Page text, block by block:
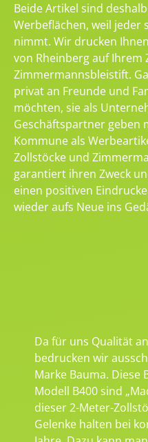
Beide Artikel sind
Werbeflächen, weil jeder
nimmt. Wir drucken
von Rheinberg auf Ihrem
Zimmermannsbleistift.
privat an Freunde und
möchten, sie als
Geschäftspartner geben
Kommune als
Zollstöcke und
garantiert ihren Zweck
einen positiven
wieder aufs Neue ins
Da für uns Qualität
bedrucken wir
Marke Bauma. Diese
Modell B400 sind
dieser 2-Meter-
Gelenke halten bei